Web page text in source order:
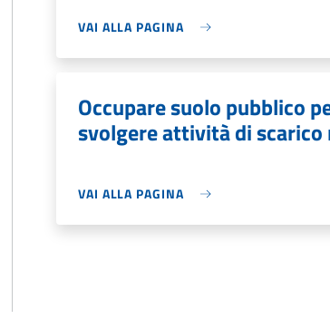
VAI ALLA PAGINA
Occupare suolo pubblico
svolgere attività di
VAI ALLA PAGINA